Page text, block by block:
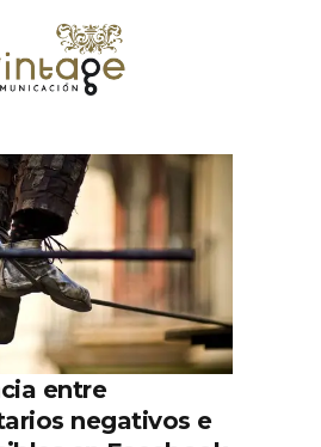
entre
negativos e